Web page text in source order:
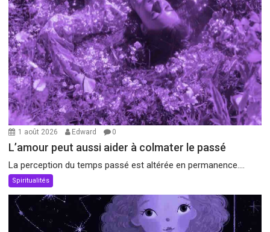
1 août 2026 Edward 0
L’amour peut aussi aider à colmater le passé
La perception du temps passé est altérée en permanence....
Spiritualités